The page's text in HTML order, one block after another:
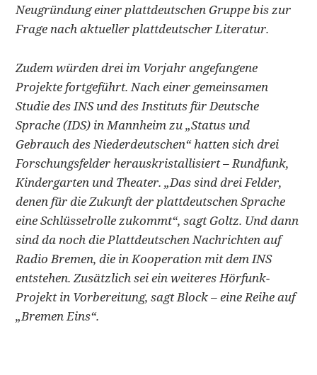
Neugründung einer plattdeutschen Gruppe bis zur
Frage nach aktueller plattdeutscher Literatur.
Zudem würden drei im Vorjahr angefangene
Projekte fortgeführt. Nach einer gemeinsamen
Studie des INS und des Instituts für Deutsche
Sprache (IDS) in Mannheim zu „Status und
Gebrauch des Niederdeutschen“ hatten sich drei
Forschungsfelder herauskristallisiert – Rundfunk,
Kindergarten und Theater. „Das sind drei Felder,
denen für die Zukunft der plattdeutschen Sprache
eine Schlüsselrolle zukommt“, sagt Goltz. Und dann
sind da noch die Plattdeutschen Nachrichten auf
Radio Bremen, die in Kooperation mit dem INS
entstehen. Zusätzlich sei ein weiteres Hörfunk-
Projekt in Vorbereitung, sagt Block – eine Reihe auf
„Bremen Eins“.